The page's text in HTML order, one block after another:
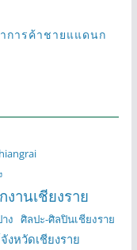
การค้าชายแแดนก
านเชียงราย
ง ศิลปะ-ศิลปินเชียงราย
หวัดเชียงราย